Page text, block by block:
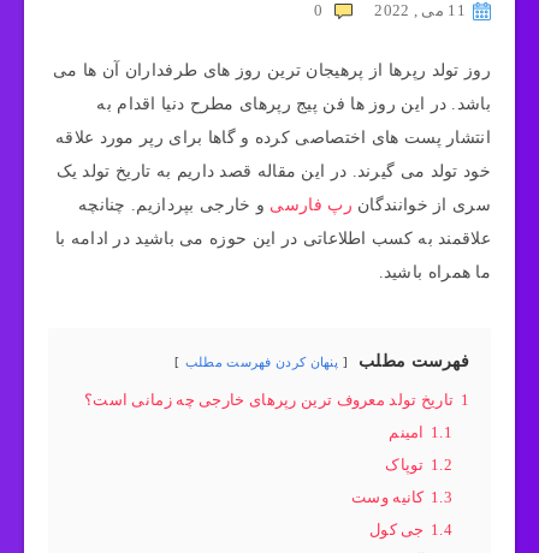
11 می , 2022 0
روز تولد رپرها از پرهیجان ترین روز های طرفداران آن ها می
باشد. در این روز ها فن پیج رپرهای مطرح دنیا اقدام به
انتشار پست های اختصاصی کرده و گاها برای رپر مورد علاقه
خود تولد می گیرند. در این مقاله قصد داریم به تاریخ تولد یک
سری از خوانندگان رپ فارسی و خارجی بپردازیم. چنانچه
علاقمند به کسب اطلاعاتی در این حوزه می باشید در ادامه با
ما همراه باشید.
فهرست مطلب پنهان کردن فهرست مطلب
1 تاریخ تولد معروف ترین رپرهای خارجی چه زمانی است؟
1.1
امینم
1.2 توپاک
1.3 کانیه وست
1.4 جی کول